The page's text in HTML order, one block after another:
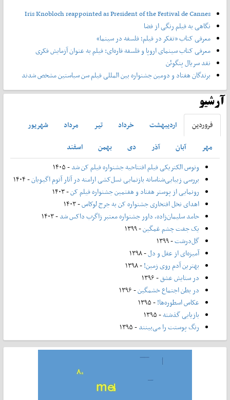
Iris Knobloch reappointed as President of the Festival de Cannes
نگاهی به فیلم رنگی از فضا
معرفی کتاب «تفکر در فیلم؛ فلسفه در سینما»
معرفی کتاب سینمای اروپا و فلسفه قاره‌ای: فیلم به عنوان آزمایش فکری
نقد سریال پنگوئن
برندگان هفتاد و دومین جشنواره بین المللی فیلم سن سباستین مشخص شدند
آرشیو
فروردين ارديبهشت خرداد تير مرداد
شهريور
مهر
آبان آذر دی بهمن
اسفند
ونوس الکتریکی فیلم افتتاحیه جشنواره فیلم کن شد- ۱۴۰۵
بررسی زیبایی‌شناسانه بازنمایی نسل‌کشی ارامنه در آثار آتوم اگیویان- ۱۴۰۴
رونمایی از پوستر هفتاد و هفتمین جشنواره فیلم کن- ۱۴۰۳
اهدای نخل افتخاری جشنواره کن به جرج لوکاس- ۱۴۰۳
حامد سلیمان‌زاده، داور جشنواره معتبر زاگرب داکس شد- ۱۴۰۳
یک جفت چشم غمگین- ۱۳۹۹
گل‌درشت- ۱۳۹۹
آمیزه‌ای از عقل و دل- ۱۳۹۸
بهترین آدم روی زمین!- ۱۳۹۸
در ستایش عشق- ۱۳۹۶
در بطن اجتماع خشمگین- ۱۳۹۶
عکاس اسطوره‌ها!- ۱۳۹۵
بازیابی گذشته- ۱۳۹۵
رنگ پوستت را می‌بینند- ۱۳۹۵